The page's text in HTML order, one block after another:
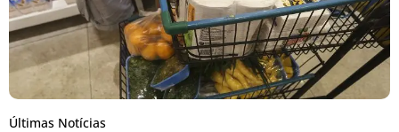
Últimas Notícias